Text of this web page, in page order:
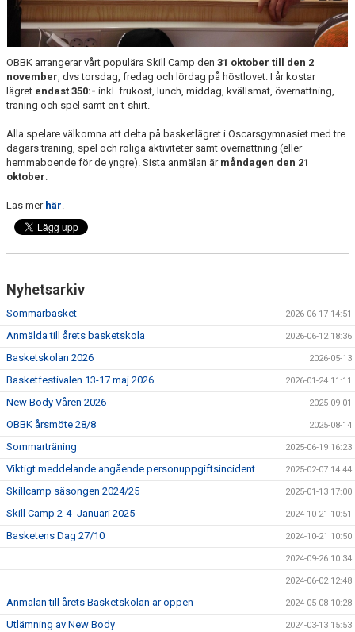
STYRELSEN
SCHYSST IDROTT LF KALMAR
OBBK arrangerar vårt populära Skill Camp den 31 oktober till den 2
november, dvs torsdag, fredag och lördag på höstlovet. I år kostar
lägret endast 350:- inkl. frukost, lunch, middag, kvällsmat, övernattning,
träning och spel samt en t-shirt.
Alla spelare välkomna att delta på basketlägret i Oscarsgymnasiet med tre
dagars träning, spel och roliga aktiviteter samt övernattning (eller
hemmaboende för de yngre). Sista anmälan är måndagen den 21
oktober.
Läs mer här.
Nyhetsarkiv
Sommarbasket 2026-06-17 14:51
Anmälda till årets basketskola 2026-06-12 18:36
Basketskolan 2026 2026-05-13
Basketfestivalen 13-17 maj 2026 2026-01-24 11:11
New Body Våren 2026 2025-09-01
OBBK årsmöte 28/8 2025-08-14
Sommarträning 2025-06-19 16:23
Viktigt meddelande angående personuppgiftsincident 2025-02-07 14:44
Skillcamp säsongen 2024/25 2025-01-13 17:00
Skill Camp 2-4- Januari 2025 2024-10-21 10:51
Basketens Dag 27/10 2024-10-21 10:50
2024-09-26 10:34
2024-06-02 12:48
Anmälan till årets Basketskolan är öppen 2024-05-08 10:28
Utlämning av New Body 2024-03-13 15:53